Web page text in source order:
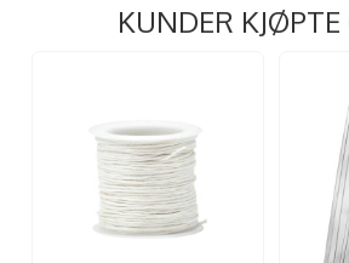
KUNDER KJØPTE